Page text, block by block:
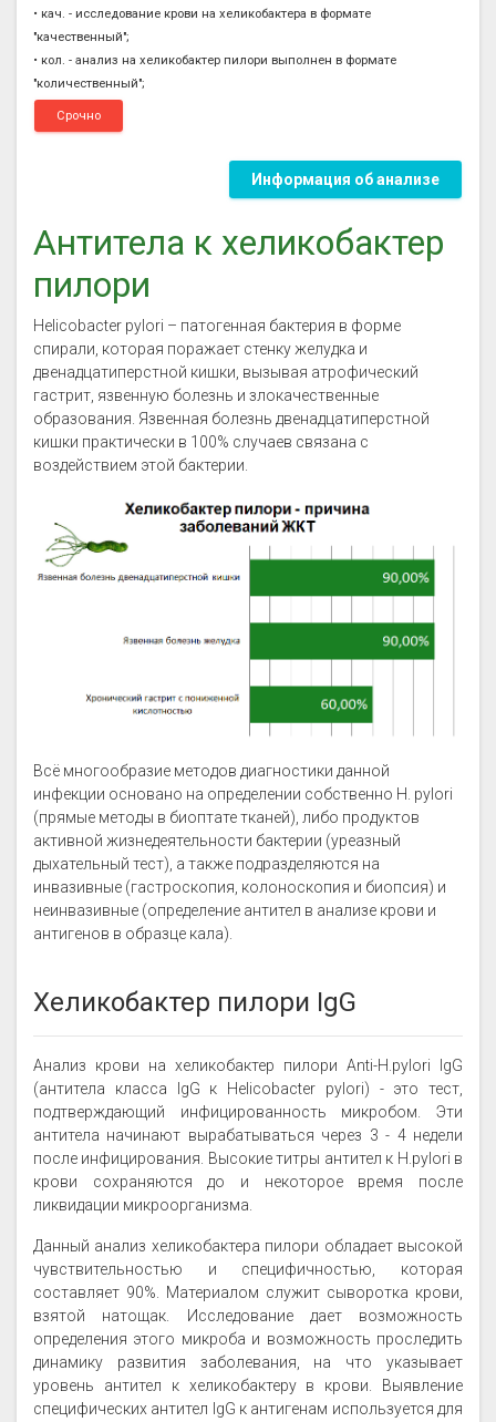
• кач. - исследование крови на хеликобактера в формате
"качественный";
• кол. - анализ на хеликобактер пилори выполнен в формате
"количественный";
Срочно
Информация об анализе
Антитела к хеликобактер
пилори
Helicobacter pylori – патогенная бактерия в форме
спирали, которая поражает стенку желудка и
двенадцатиперстной кишки, вызывая атрофический
гастрит, язвенную болезнь и злокачественные
образования. Язвенная болезнь двенадцатиперстной
кишки практически в 100% случаев связана с
воздействием этой бактерии.
Всё многообразие методов диагностики данной
инфекции основано на определении собственно H. pylori
(прямые методы в биоптате тканей), либо продуктов
активной жизнедеятельности бактерии (уреазный
дыхательный тест), а также подразделяются на
инвазивные (гастроскопия, колоноскопия и биопсия) и
неинвазивные (определение антител в анализе крови и
антигенов в образце кала).
Хеликобактер пилори IgG
Анализ крови на хеликобактер пилори Anti-H.pylori IgG
(антитела класса IgG к Helicobacter pylori) - это тест,
подтверждающий инфицированность микробом. Эти
антитела начинают вырабатываться через 3 - 4 недели
после инфицирования. Высокие титры антител к H.pylori в
крови сохраняются до и некоторое время после
ликвидации микроорганизма.
Данный анализ хеликобактера пилори обладает высокой
чувствительностью и специфичностью, которая
составляет 90%. Материалом служит сыворотка крови,
взятой натощак. Исследование дает возможность
определения этого микроба и возможность проследить
динамику развития заболевания, на что указывает
уровень антител к хеликобактеру в крови. Выявление
специфических антител IgG к антигенам используется для